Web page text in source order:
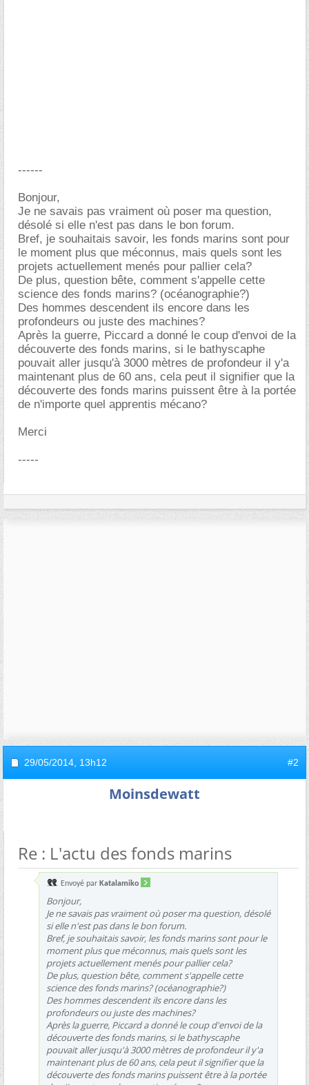
------
Bonjour,
Je ne savais pas vraiment où poser ma question,
désolé si elle n'est pas dans le bon forum.
Bref, je souhaitais savoir, les fonds marins sont pour
le moment plus que méconnus, mais quels sont les
projets actuellement menés pour pallier cela?
De plus, question bête, comment s'appelle cette
science des fonds marins? (océanographie?)
Des hommes descendent ils encore dans les
profondeurs ou juste des machines?
Après la guerre, Piccard a donné le coup d'envoi de la
découverte des fonds marins, si le bathyscaphe
pouvait aller jusqu'à 3000 mètres de profondeur il y'a
maintenant plus de 60 ans, cela peut il signifier que la
découverte des fonds marins puissent être à la portée
de n'importe quel apprentis mécano?
Merci
-----
29/05/2014, 13h12 #2
Moinsdewatt
Re : L'actu des fonds marins
Envoyé par Katalamiko
Bonjour,
Je ne savais pas vraiment où poser ma question, désolé
si elle n'est pas dans le bon forum.
Bref, je souhaitais savoir, les fonds marins sont pour le
moment plus que méconnus, mais quels sont les
projets actuellement menés pour pallier cela?
De plus, question bête, comment s'appelle cette
science des fonds marins? (océanographie?)
Des hommes descendent ils encore dans les
profondeurs ou juste des machines?
Après la guerre, Piccard a donné le coup d'envoi de la
découverte des fonds marins, si le bathyscaphe
pouvait aller jusqu'à 3000 mètres de profondeur il y'a
maintenant plus de 60 ans, cela peut il signifier que la
découverte des fonds marins puissent être à la portée